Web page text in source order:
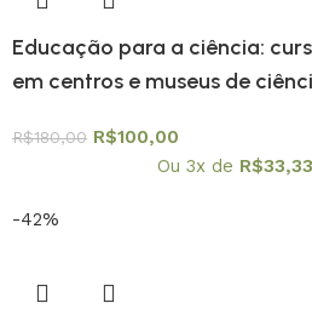
Educação para a ciência:
em centros e museus de
R$180,00 R$100,00
Ou 3x de R$33,33
-42%